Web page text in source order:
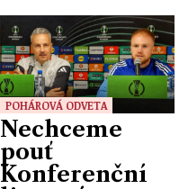
POHÁROVÁ ODVETA
Nechceme
pouť
Konferenční